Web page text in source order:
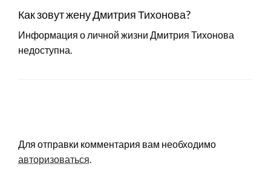
Как зовут жену Дмитрия Тихонова?
Информация о личной жизни Дмитрия Тихонова
недоступна.
Для отправки комментария вам необходимо
авторизоваться.